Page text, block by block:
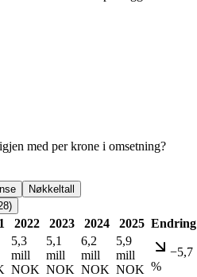
med per krone i omsetning?
Nøkkeltall
2022 2023 2024 2025 Endring
5,3
mill
NOK
5,1
mill
NOK
6,2
mill
NOK
5,9
mill
NOK
−5,7
%